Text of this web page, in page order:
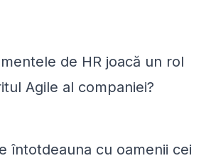
de HR joacă un rol
Agile al companiei?
întotdeauna cu oamenii cei